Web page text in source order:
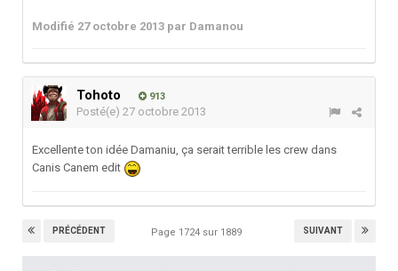
Modifié 27 octobre 2013 par Damanou
Tohoto 913
Posté(e) 27 octobre 2013
Excellente ton idée Damaniu, ça serait terrible les crew dans
Canis Canem edit
PRÉCÉDENT SUIVANT
Page 1724 sur 1889